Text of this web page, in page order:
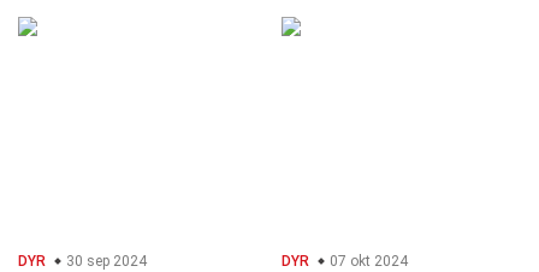
DYR 30 sep 2024 DYR 07 okt 2024